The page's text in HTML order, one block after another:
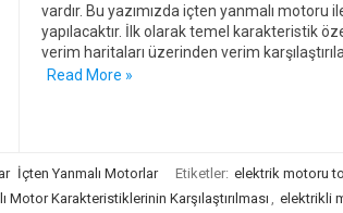
vardır. Bu yazımızda içten yanmalı motoru
yapılacaktır. İlk olarak temel karakteristik
verim haritaları üzerinden verim
Read More »
İçten Yanmalı Motorlar Etiketler: elektrik motoru
Karakteristiklerinin Karşılaştırılması
elektrikli